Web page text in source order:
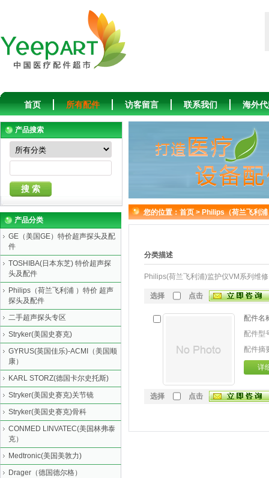
首页 所有配件 访客留言 联系我们 海外
您的位置：首页>Philips（荷兰飞利
分类描述
Philips(荷兰飞利浦)监护仪VM系列维修
选择 点击
配件名
配件型
配件摘
详
选择 点击
产品搜索
产品分类
GE（美国GE）特价超声探头及配
件
TOSHIBA(日本东芝) 特价超声探
头及配件
Philips（荷兰飞利浦 ）特价 超声
探头及配件
二手超声探头专区
Stryker(美国史赛克)
GYRUS(英国佳乐)-ACMI（美国顺
康）
KARL STORZ(德国卡尔史托斯)
Stryker(美国史赛克)关节镜
Stryker(美国史赛克)骨科
CONMED LINVATEC(美国林弗泰
克）
Medtronic(美国美敦力)
Drager（德国德尔格）